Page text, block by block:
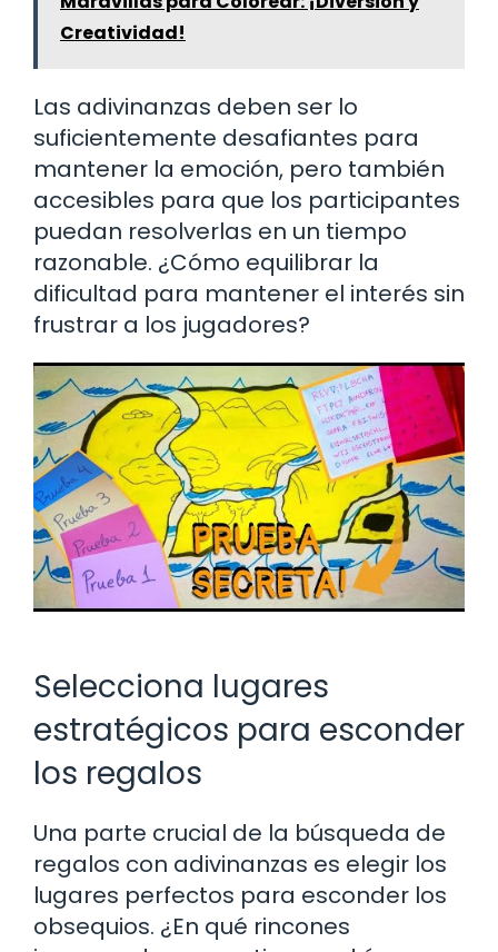
Creatividad!
Las adivinanzas deben ser lo
suficientemente desafiantes para
mantener la emoción, pero también
accesibles para que los participantes
puedan resolverlas en un tiempo
razonable. ¿Cómo equilibrar la
dificultad para mantener el interés sin
frustrar a los jugadores?
Selecciona lugares
estratégicos para esconder
los regalos
Una parte crucial de la búsqueda de
regalos con adivinanzas es elegir los
lugares perfectos para esconder los
obsequios. ¿En qué rincones